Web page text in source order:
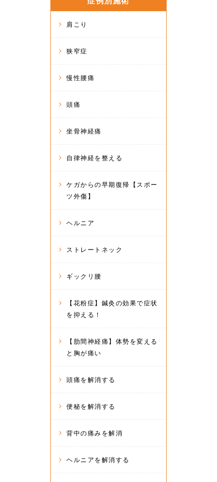
肩こり
狭窄症
慢性腰痛
頭痛
坐骨神経痛
自律神経を整える
ケガからの早期復帰【スポー
ツ外傷】
ヘルニア
ストレートネック
ギックリ腰
【花粉症】鍼灸の効果で症状
を抑える！
【肋間神経痛】体勢を変える
と胸が痛い
頭痛を解消する
便秘を解消する
背中の痛みを解消
ヘルニアを解消する